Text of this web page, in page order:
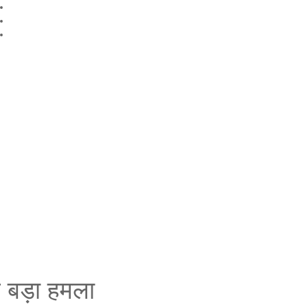
news,loan,bank news, madhesh khabar
हमला